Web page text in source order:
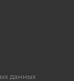
данных